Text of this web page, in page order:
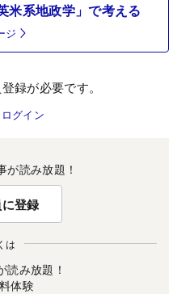
米系地政学」で考える
ジ
録が必要です。
ログイン
が読み放題！
登録
は
読み放題！
体験